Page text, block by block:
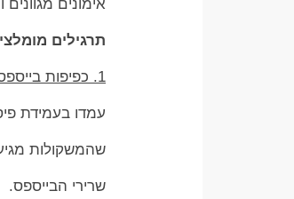
אימונים
תרגילים
1. כפיפות בייספס (Bicep Curls)
עמדו בעמידת
שהמשקולות
שרירי הבייספס.